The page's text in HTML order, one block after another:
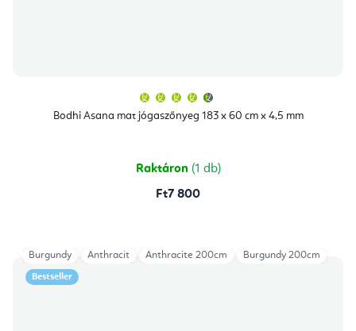
Bodhi Asana mat jógaszőnyeg 183 x 60 cm x 4,5 mm
átlagos
értékelése
csillag.
Raktáron (1 db)
Ft7 800
Bestseller
Burgundy Anthracit Anthracite 200cm Burgundy 200cm